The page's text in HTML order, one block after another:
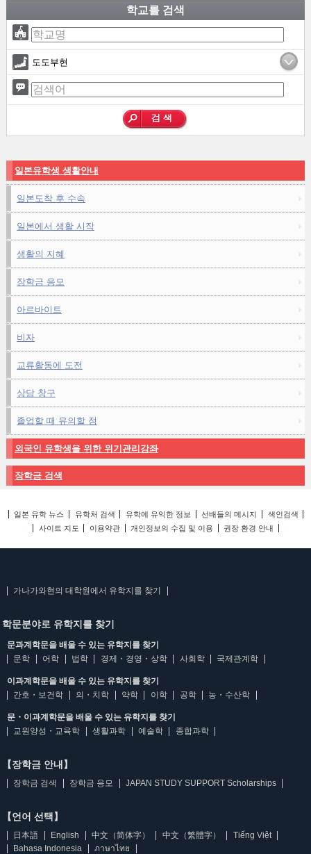
학교를 검색
도도부현
일본유학생 생활안내
일본도착 후 수속
일본에서 생활 시작
생활의 지혜
장학금 응모
아르바이트
비자
교류활동에 도전
상담 창구
졸업할 때 유의할 점
외국인 유학생을 위한 위기관리강좌
장학금 검색
일본 유학 뉴스 유학처 검색 유학에 유익한 정보 선배들의 메시지
색인검색
사이트 지도
이용약관 개인정보의 수집 및 이용 권장 환경 안내
가나가와현의 대학원에서 유학지를 찾기
학문분야로 유학지를 찾기
문과계학문을 배울 수 있는 유학지를 찾기
문학
어학 법학 경제・경영・상학 사회학 국제관계학
이과계학문을 배울 수 있는 유학지를 찾기
간호・보건학
의・치학 약학 이학 공학 농・수산학
문・이과계학문을 배울 수 있는 유학지를 찾기
교원양성・교육학
생활과학 예술학 종합과학
【장학금 안내】
장학금 검색 장학금 응모 JAPAN STUDY SUPPORT Scholarships
【언어 선택】
日本語 English 中文（简体字） 中文（繁體字）
Tiếng Việt
Bahasa Indonesia
ภาษาไทย